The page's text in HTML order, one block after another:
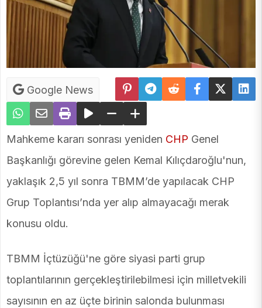
Google News
Mahkeme kararı sonrası yeniden CHP Genel
Başkanlığı görevine gelen Kemal Kılıçdaroğlu'nun,
yaklaşık 2,5 yıl sonra TBMM’de yapılacak CHP
Grup Toplantısı’nda yer alıp almayacağı merak
konusu oldu.
TBMM İçtüzüğü'ne göre siyasi parti grup
toplantılarının gerçekleştirilebilmesi için milletvekili
sayısının en az üçte birinin salonda bulunması